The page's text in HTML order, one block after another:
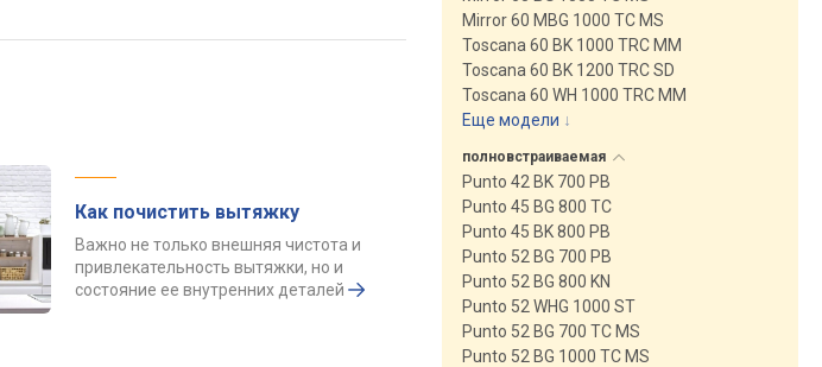
Как почистить вытяжку
Важно не только внешняя чистота и
привлекательность вытяжки, но и
состояние ее внутренних деталей
Mirror 60 MBG 1000 TC MS
Toscana 60 BK 1000 TRC MM
Toscana 60 BK 1200 TRC SD
Toscana 60 WH 1000 TRC MM
Еще модели ↓
полновстраиваемая
Punto 42 BK 700 PB
Punto 45 BG 800 TC
Punto 45 BK 800 PB
Punto 52 BG 700 PB
Punto 52 BG 800 KN
Punto 52 WHG 1000 ST
Punto 52 BG 700 TC MS
Punto 52 BG 1000 TC MS